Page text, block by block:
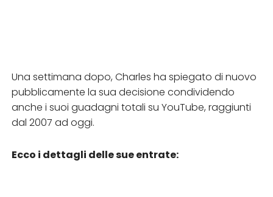
Una settimana dopo, Charles ha spiegato di nuovo
pubblicamente la sua decisione condividendo
anche i suoi guadagni totali su YouTube, raggiunti
dal 2007 ad oggi.
Ecco i dettagli delle sue entrate: